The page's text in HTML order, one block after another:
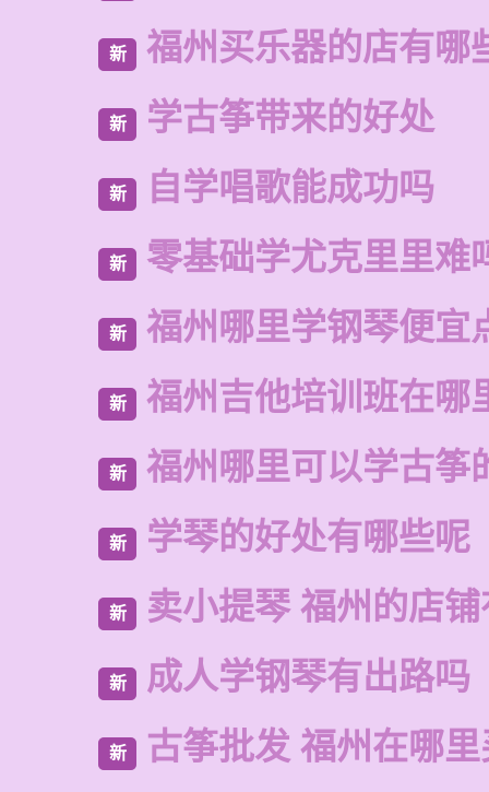
新 福州买乐器的店有哪
新 学古筝带来的好处
新 自学唱歌能成功吗
新 零基础学尤克里里难
新 福州哪里学钢琴便宜
新 福州吉他培训班在哪
新 福州哪里可以学古筝
新 学琴的好处有哪些呢
新 卖小提琴 福州的店
新 成人学钢琴有出路吗
新 古筝批发 福州在哪